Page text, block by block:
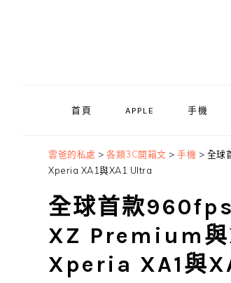
首頁 APPLE 手機
雲爸的私處 > 各類3C開箱文 > 手機 > 全球
Xperia XA1與XA1 Ultra
全球首款
XZ Premium與
Xperia XA1與